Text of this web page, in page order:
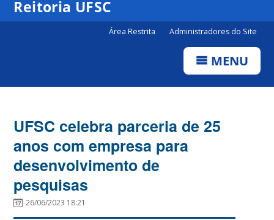
Reitoria UFSC
Área Restrita Administradores do Site
MENU
UFSC celebra parceria de 25
anos com empresa para
desenvolvimento de
pesquisas
26/06/2023 18:21